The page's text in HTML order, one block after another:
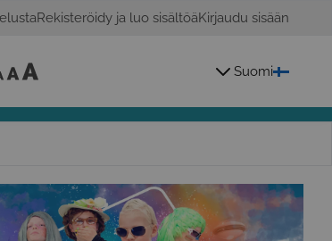
Rekisteröidy ja luo sisältöäKirjaudu sisään
Suomi